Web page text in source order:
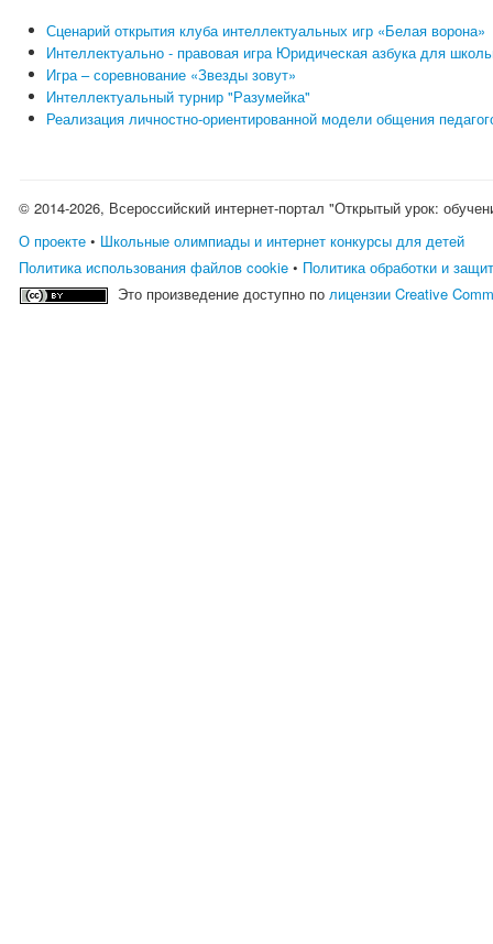
Сценарий открытия клуба интеллектуальных игр «Белая ворона»
Интеллектуально - правовая игра Юридическая азбука для
Игра – соревнование «Звезды зовут»
Интеллектуальный турнир "Разумейка"
Реализация личностно-ориентированной модели общения
© 2014-2026, Всероссийский интернет-портал "Открытый урок:
О проекте • Школьные олимпиады и интернет конкурсы для детей
Политика использования файлов cookie • Политика обработки и
Это произведение доступно полицензии Creative